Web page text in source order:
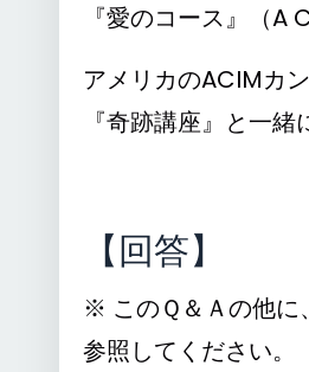
『愛のコース』（A
アメリカのACIMカ
『奇跡講座』と一
【回答】
※ このＱ＆Ａの他に
参照してください。